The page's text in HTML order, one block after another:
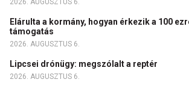
2026. AUGUSZTUS 6.
Elárulta a kormány, hogyan érkezik a 100
támogatás
2026. AUGUSZTUS 6.
Lipcsei drónügy: megszólalt a reptér
2026. AUGUSZTUS 6.